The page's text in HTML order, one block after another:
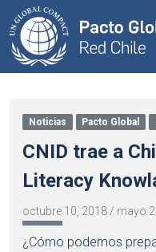
Noticias Pacto Global
CNID trae a
Literacy
octubre 10, 2018 / mayo
¿Cómo podemos